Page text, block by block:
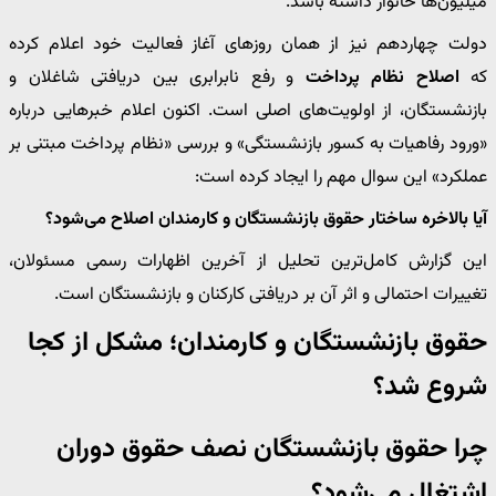
دولت چهاردهم نیز از همان روزهای آغاز فعالیت خود اعلام کرده
که اصلاح نظام پرداخت و رفع نابرابری بین دریافتی شاغلان و
بازنشستگان، از اولویت‌های اصلی است. اکنون اعلام خبرهایی درباره
«ورود رفاهیات به کسور بازنشستگی» و بررسی «نظام پرداخت مبتنی بر
عملکرد» این سوال مهم را ایجاد کرده است:
آیا بالاخره ساختار حقوق بازنشستگان و کارمندان اصلاح می‌شود؟
این گزارش کامل‌ترین تحلیل از آخرین اظهارات رسمی مسئولان،
تغییرات احتمالی و اثر آن بر دریافتی کارکنان و بازنشستگان است.
حقوق بازنشستگان و کارمندان؛ مشکل از کجا
شروع شد؟
چرا حقوق بازنشستگان نصف حقوق دوران